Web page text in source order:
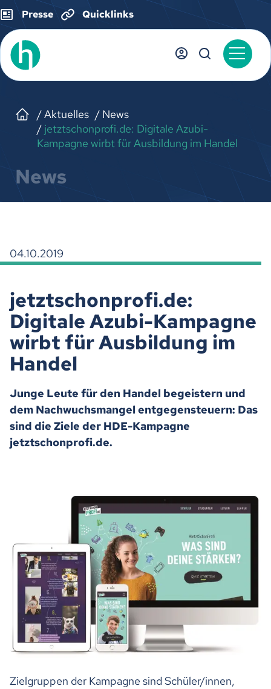
Presse Quicklinks
Aktuelles
News
jetztschonprofi.de: Digitale Azubi-
Kampagne wirbt für Ausbildung im Handel
News
04.10.2019
jetztschonprofi.de:
Digitale Azubi-Kampagne
wirbt für Ausbildung im
Handel
Junge Leute für den Handel begeistern und
dem Nachwuchsmangel entgegensteuern: Das
sind die Ziele der HDE-Kampagne
jetztschonprofi.de.
Zielgruppen der Kampagne sind Schüler/innen,